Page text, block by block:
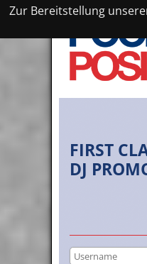
Zur Bereitstellung
FIRST
DJ